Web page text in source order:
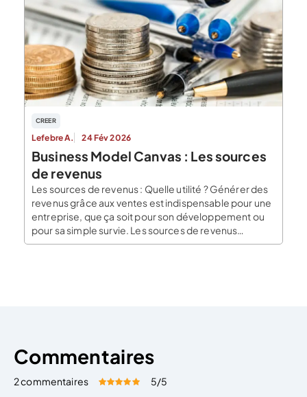
l’intérêt et les perspectives de votre projet en
quelques pages. Ils ne sont donc pas concurrents […]
CREER
Lefebre A. 24 Fév 2026
Business Model Canvas : Les sources
de revenus
Les sources de revenus : Quelle utilité ? Générer des
revenus grâce aux ventes est indispensable pour une
entreprise, que ça soit pour son développement ou
pour sa simple survie. Les sources de revenus
représentent les principaux flux monétaires qui
Commentaires
2 commentaires Évaluez cet article:
5/5